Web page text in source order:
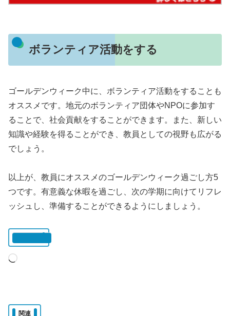
ボランティア活動をする
ゴールデンウィーク中に、ボランティア活動をすることも
オススメです。地元のボランティア団体やNPOに参加す
ることで、社会貢献をすることができます。また、新しい
知識や経験を得ることができ、教員としての視野も広がる
でしょう。
以上が、教員にオススメのゴールデンウィーク過ごし方5
つです。有意義な休暇を過ごし、次の学期に向けてリフレ
ッシュし、準備することができるようにしましょう。
読
み
関連